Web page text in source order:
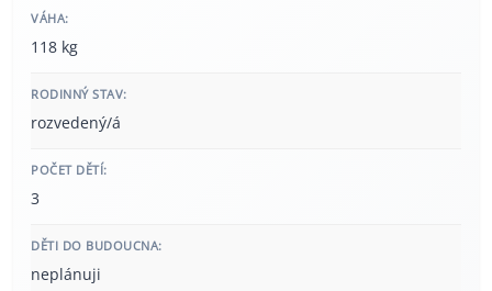
VÁHA:
118 kg
RODINNÝ STAV:
rozvedený/á
POČET DĚTÍ:
3
DĚTI DO BUDOUCNA:
neplánuji